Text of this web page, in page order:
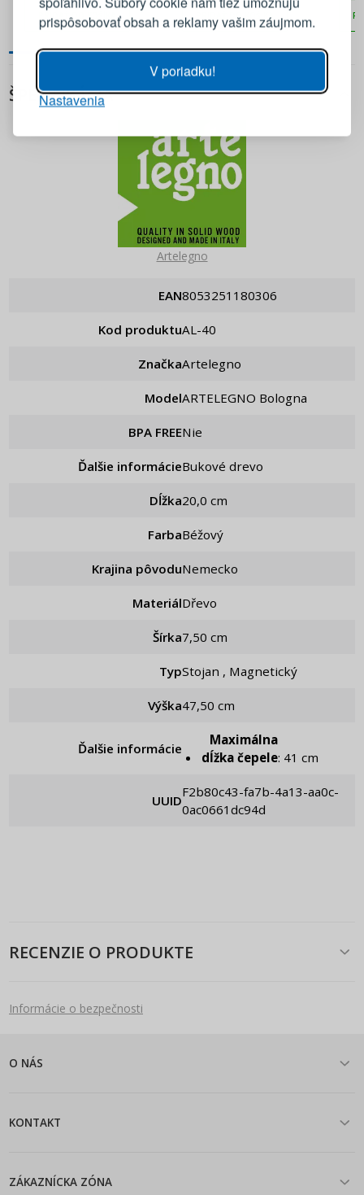
prispôsobovať obsah a reklamy vašim záujmom.
V poriadku!
Nastavenia
PRIDAŤ DO KOŠÍKA PRIDAŤ DO KOŠÍKA
ŠPECIFIKÁCIA
Artelegno
EAN 8053251180306
Kod produktu AL-40
Značka Artelegno
Model ARTELEGNO Bologna
BPA FREE Nie
Ďalšie informácie Bukové drevo
Dĺžka 20,0 cm
Farba Béžový
Krajina pôvodu Nemecko
Materiál Dřevo
Šírka 7,50 cm
Typ Stojan , Magnetický
Výška 47,50 cm
Ďalšie informácie
Maximálna
dĺžka čepele: 41 cm
UUID
f2b80c43-fa7b-4a13-aa0c-
0ac0661dc94d
RECENZIE O PRODUKTE
Informácie o bezpečnosti
O NÁS
KONTAKT
ZÁKAZNÍCKA ZÓNA
PRIHLÁSIŤ SA
Pripomenutie hesla